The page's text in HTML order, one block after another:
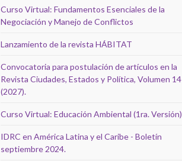
Curso Virtual: Fundamentos Esenciales de la
Negociación y Manejo de Conflictos
Lanzamiento de la revista HÁBITAT
Convocatoria para postulación de artículos en la
Revista Ciudades, Estados y Política, Volumen 14
(2027).
Curso Virtual: Educación Ambiental (1ra. Versión)
IDRC en América Latina y el Caribe - Boletín
septiembre 2024.